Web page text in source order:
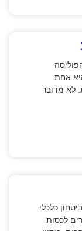
אחת
לא מדובר
כלכלי
לכסות